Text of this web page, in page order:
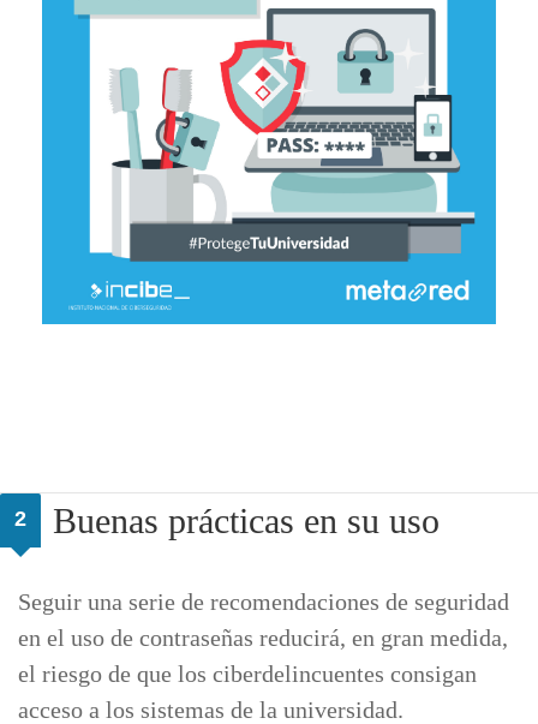
2 Buenas prácticas en su uso
Seguir una serie de recomendaciones de seguridad
en el uso de contraseñas reducirá, en gran medida,
el riesgo de que los ciberdelincuentes consigan
acceso a los sistemas de la universidad.